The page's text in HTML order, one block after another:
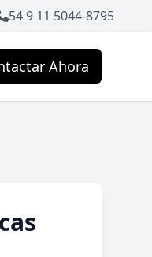
54 9 11 5044-8795
Ahora